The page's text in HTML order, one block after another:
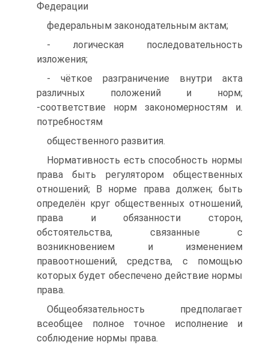
Федерации
федеральным законодательным актам;
- логическая последовательность
изложения;
- чёткое разграничение внутри акта
различных положений и норм;
-соответствие норм закономерностям и.
потребностям
общественного развития.
Нормативность есть способность нормы
права быть регулятором общественных
отношений; В норме права должен; быть
определён круг общественных отношений,
права и обязанности сторон,
обстоятельства, связанные с
возникновением и изменением
правоотношений, средства, с помощью
которых будет обеспечено действие нормы
права.
Общеобязательность предполагает
всеобщее полное точное исполнение и
соблюдение нормы права.